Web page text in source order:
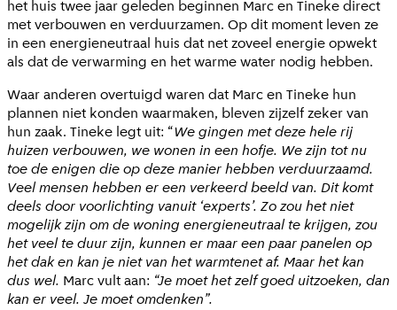
het huis twee jaar geleden beginnen Marc en Tineke direct
met verbouwen en verduurzamen. Op dit moment leven ze
in een energieneutraal huis dat net zoveel energie opwekt
als dat de verwarming en het warme water nodig hebben.
Waar anderen overtuigd waren dat Marc en Tineke hun
plannen niet konden waarmaken, bleven zijzelf zeker van
hun zaak. Tineke legt uit: “We gingen met deze hele rij
huizen verbouwen, we wonen in een hofje. We zijn tot nu
toe de enigen die op deze manier hebben verduurzaamd.
Veel mensen hebben er een verkeerd beeld van. Dit komt
deels door voorlichting vanuit ‘experts’. Zo zou het niet
mogelijk zijn om de woning energieneutraal te krijgen, zou
het veel te duur zijn, kunnen er maar een paar panelen op
het dak en kan je niet van het warmtenet af. Maar het kan
dus wel. Marc vult aan: “Je moet het zelf goed uitzoeken, dan
kan er veel. Je moet omdenken”.